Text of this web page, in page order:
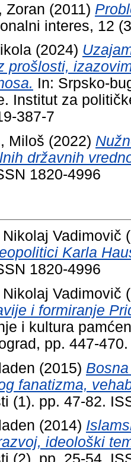
Zoran (2011)
interes, 12
(2024)
prošlosti,
In: Srpsko-
Institut za
387-7
Miloš (2022)
državnih
1820-4996
Vadimovič
Karla
1820-4996
Vadimovič
i formiranje
i kultura
pp. 447-
(2015)
fanatizma,
(1). pp. 47-82.
(2014)
ideološki